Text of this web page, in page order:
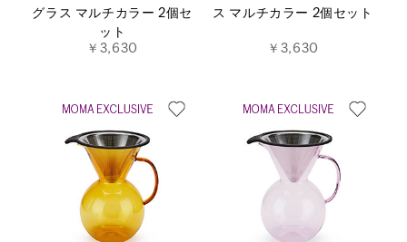
グラス マルチカラー 2個セ
ット
￥3,630
ス マルチカラー 2個セット
￥3,630